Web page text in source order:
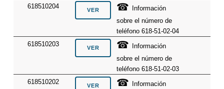
618510204
☎
Información
sobre el número de
teléfono 618-51-02-04
618510203
☎
Información
sobre el número de
teléfono 618-51-02-03
618510202
☎
Información